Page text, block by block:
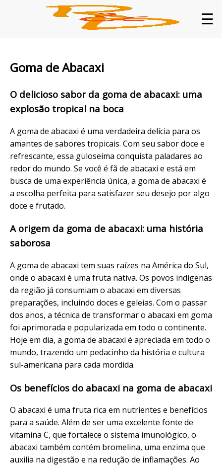
☰
Goma de Abacaxi
O delicioso sabor da goma de abacaxi: uma
explosão tropical na boca
A goma de abacaxi é uma verdadeira delícia para os
amantes de sabores tropicais. Com seu sabor doce e
refrescante, essa guloseima conquista paladares ao
redor do mundo. Se você é fã de abacaxi e está em
busca de uma experiência única, a goma de abacaxi é
a escolha perfeita para satisfazer seu desejo por algo
doce e frutado.
A origem da goma de abacaxi: uma história
saborosa
A goma de abacaxi tem suas raízes na América do Sul,
onde o abacaxi é uma fruta nativa. Os povos indígenas
da região já consumiam o abacaxi em diversas
preparações, incluindo doces e geleias. Com o passar
dos anos, a técnica de transformar o abacaxi em goma
foi aprimorada e popularizada em todo o continente.
Hoje em dia, a goma de abacaxi é apreciada em todo o
mundo, trazendo um pedacinho da história e cultura
sul-americana para cada mordida.
Os benefícios do abacaxi na goma de abacaxi
O abacaxi é uma fruta rica em nutrientes e benefícios
para a saúde. Além de ser uma excelente fonte de
vitamina C, que fortalece o sistema imunológico, o
abacaxi também contém bromelina, uma enzima que
auxilia na digestão e na redução de inflamações. Ao